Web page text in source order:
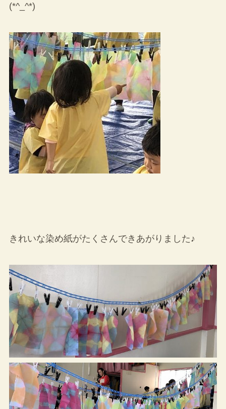
(*^_^*)
きれいな染め紙がたくさんできあがりました♪